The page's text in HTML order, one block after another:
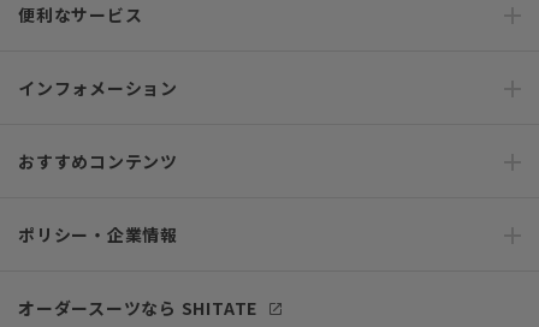
便利なサービス
インフォメーション
おすすめコンテンツ
ポリシー・企業情報
オーダースーツなら SHITATE